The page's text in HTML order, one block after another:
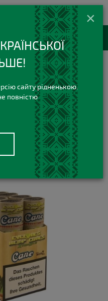
+38(073)420 420 3
Viber Telegram
RU
×
сайту рідненькою.
повністю